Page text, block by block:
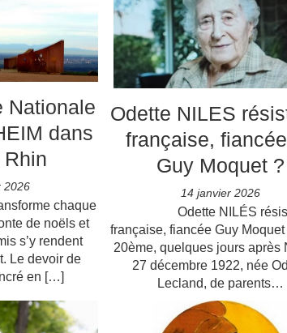
Nationale
dans
2026
chaque
de noëls et
s’y rendent
Le devoir de
en […]
Odette NILES
française,
Guy Moquet ?
14 janvier 2026
Odette NILÉS
française, fiancée Guy Moquet
20ème, quelques jours après
27 décembre 1922, née
Lecland, de parents…